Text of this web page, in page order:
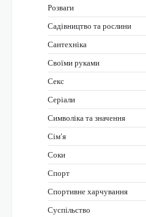
Розваги
Садівництво та рослини
Сантехніка
Своїми руками
Секс
Серіали
Символіка та значення
Сім’я
Соки
Спорт
Спортивне харчування
Суспільство